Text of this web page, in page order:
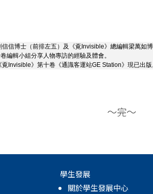
信博士（前排左五）及《覔Invisible》總編輯梁萬如
編輯小組分享人物專訪的經驗及體會。
Invisible》第十卷《通識客運站GE Station》現已出版
～完～
學生發展
關於學生發展中心